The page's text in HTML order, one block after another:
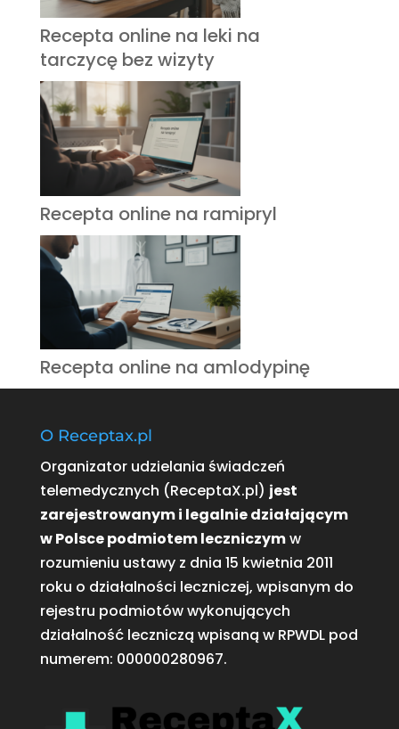
Recepta online na leki na
tarczycę bez wizyty
Recepta online na ramipryl
Recepta online na amlodypinę
O Receptax.pl
Organizator udzielania świadczeń
telemedycznych (ReceptaX.pl) jest
zarejestrowanym i legalnie działającym
w Polsce podmiotem leczniczymw
rozumieniu ustawy z dnia 15 kwietnia 2011
roku o działalności leczniczej, wpisanym do
rejestru podmiotów wykonujących
działalność leczniczą wpisaną w RPWDL pod
numerem: 000000280967.